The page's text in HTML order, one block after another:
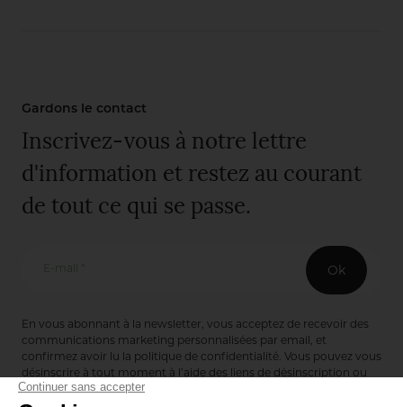
Gardons le contact
Inscrivez-vous à notre lettre
d'information et restez au courant
de tout ce qui se passe.
E-mail * Ok
En vous abonnant à la newsletter, vous acceptez de recevoir des
communications marketing personnalisées par email, et
confirmez avoir lu la politique de confidentialité. Vous pouvez vous
désinscrire à tout moment à l’aide des liens de désinscription ou
en nous contactant via notre formulaire de contact :